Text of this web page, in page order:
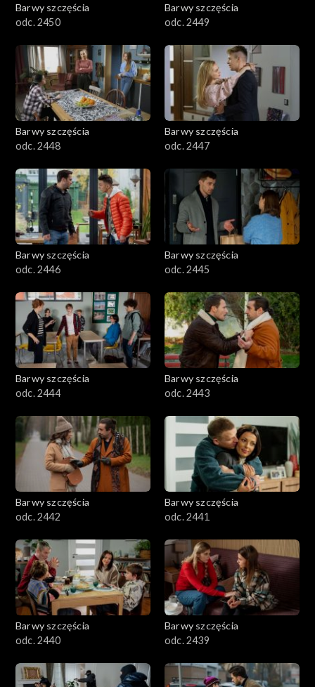
Barwy szczęścia
odc. 2450
Barwy szczęścia
odc. 2449
Barwy szczęścia
odc. 2448
Barwy szczęścia
odc. 2447
Barwy szczęścia
odc. 2446
Barwy szczęścia
odc. 2445
Barwy szczęścia
odc. 2444
Barwy szczęścia
odc. 2443
Barwy szczęścia
odc. 2442
Barwy szczęścia
odc. 2441
Barwy szczęścia
odc. 2440
Barwy szczęścia
odc. 2439